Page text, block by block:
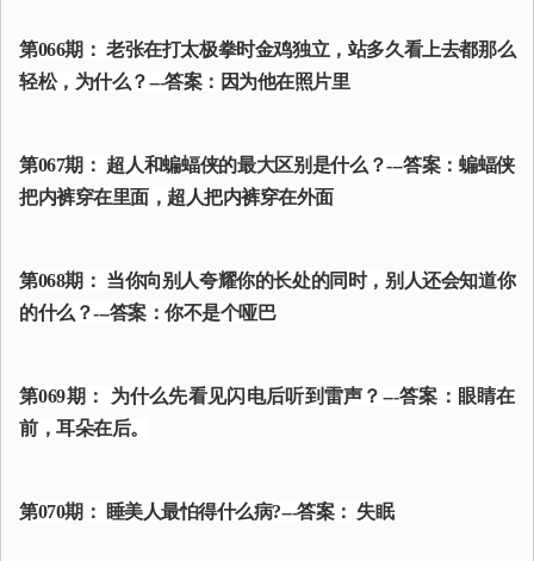
第066期： 老张在打太极拳时金鸡独立，站多久看上去都那么
轻松，为什么？---答案：因为他在照片里
第067期： 超人和蝙蝠侠的最大区别是什么？---答案：蝙蝠侠
把内裤穿在里面，超人把内裤穿在外面
第068期： 当你向别人夸耀你的长处的同时，别人还会知道你
的什么？---答案：你不是个哑巴
第069期： 为什么先看见闪电后听到雷声？---答案：眼睛在
前，耳朵在后。
第070期： 睡美人最怕得什么病?---答案： 失眠